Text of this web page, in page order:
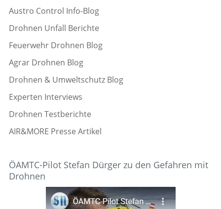
Austro Control Info-Blog
Drohnen Unfall Berichte
Feuerwehr Drohnen Blog
Agrar Drohnen Blog
Drohnen & Umweltschutz Blog
Experten Interviews
Drohnen Testberichte
AIR&MORE Presse Artikel
ÖAMTC-Pilot Stefan Dürger zu den Gefahren mit
Drohnen